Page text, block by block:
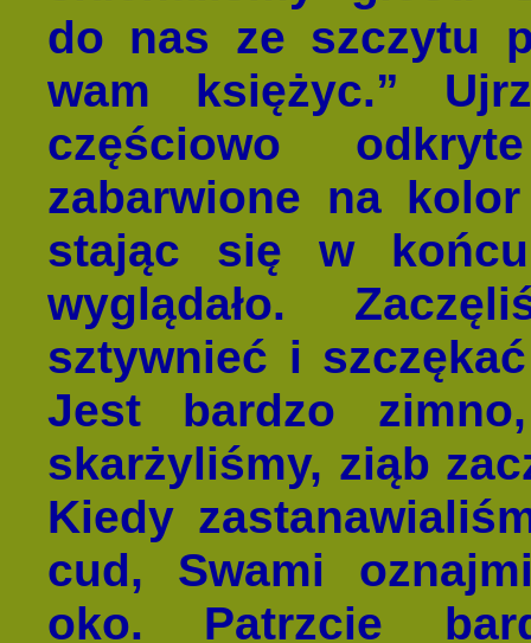
do nas ze szczytu
wam księżyc.”
częściowo
zabarwione na
stając się w
wyglądało.
sztywnieć i
Jest bardzo
skarżyliśmy, ziąb
Kiedy
cud, Swami
oko. Patrzcie